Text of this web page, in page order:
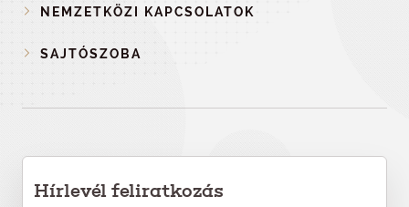
NEMZETKÖZI KAPCSOLATOK
SAJTÓSZOBA
Hírlevél feliratkozás